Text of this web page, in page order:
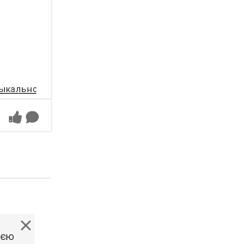
драматический театр имени Т.Г.Шевченко